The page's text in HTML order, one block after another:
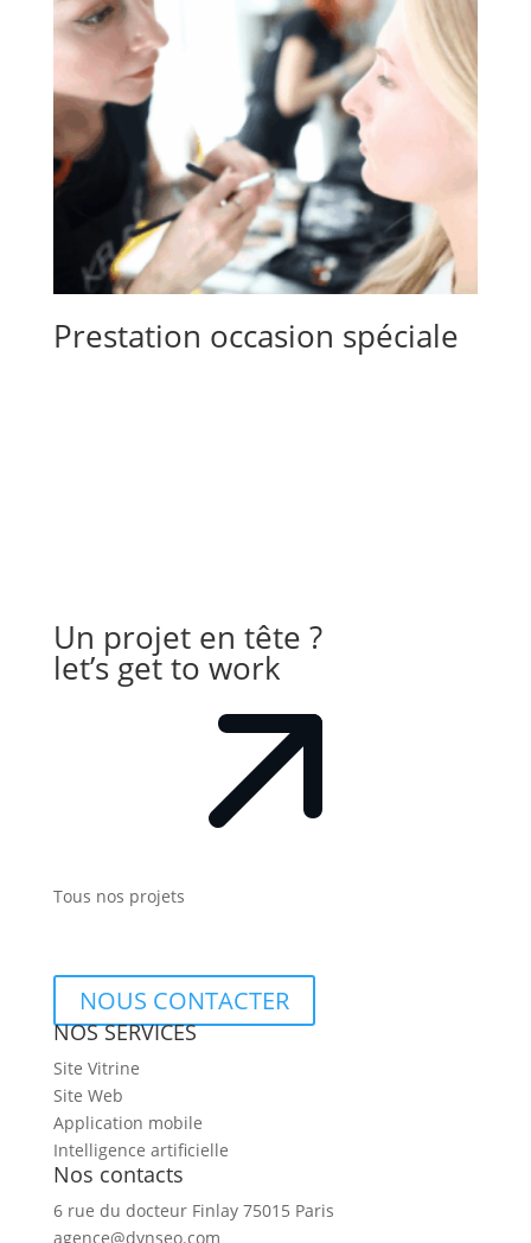
Prestation occasion spéciale
Un projet en tête ?
let’s get to work
Tous nos projets
NOUS CONTACTER
NOS SERVICES
Site Vitrine
Site Web
Application mobile
Intelligence artificielle
Nos contacts
6 rue du docteur Finlay 75015 Paris
agence@dynseo.com